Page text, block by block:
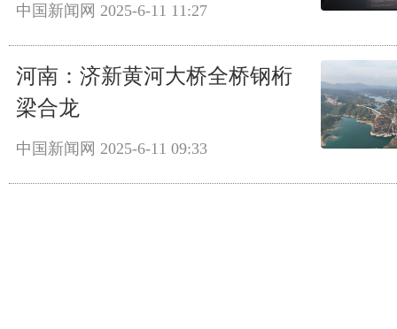
中国新闻网 2025-6-11 11:27
河南：济新黄河大桥全桥钢桁
梁合龙
中国新闻网 2025-6-11 09:33